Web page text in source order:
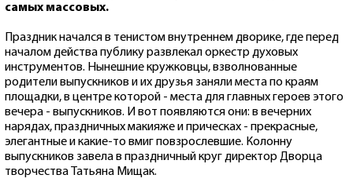
самых массовых.
Праздник начался в тенистом внутреннем дворике, где перед
началом действа публику развлекал оркестр духовых
инструментов. Нынешние кружковцы, взволнованные
родители выпускников и их друзья заняли места по краям
площадки, в центре которой - места для главных героев этого
вечера - выпускников. И вот появляются они: в вечерних
нарядах, праздничных макияже и прическах - прекрасные,
элегантные и какие-то вмиг повзрослевшие. Колонну
выпускников завела в праздничный круг директор Дворца
творчества Татьяна Мищак.